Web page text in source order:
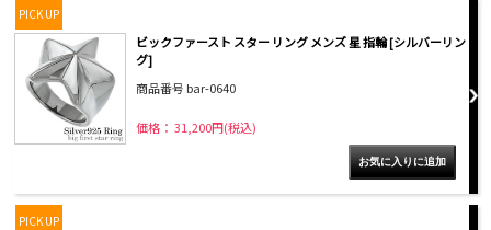
PICK UP
ビックファースト スター リング メンズ 星 指輪 [シルバーリン
グ]
商品番号 bar-0640
価格： 31,200円(税込)
PICK UP